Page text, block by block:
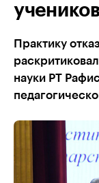
Практику
науки РТ